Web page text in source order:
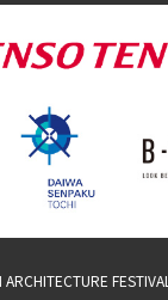
FESTIVAL